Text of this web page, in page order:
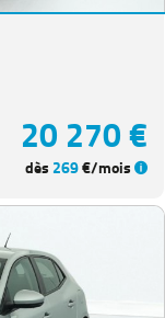
20 270 €
dès 269€/mois